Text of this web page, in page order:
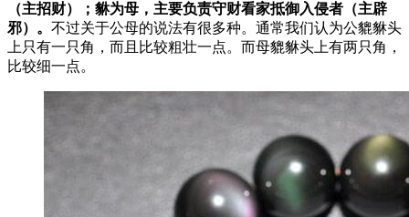
（主招财）；貅为母，主要负责守财看家抵御入侵者（主辟
邪）。 不过关于公母的说法有很多种。通常我们认为公貔貅头
上只有一只角，而且比较粗壮一点。而母貔貅头上有两只角，
比较细一点。